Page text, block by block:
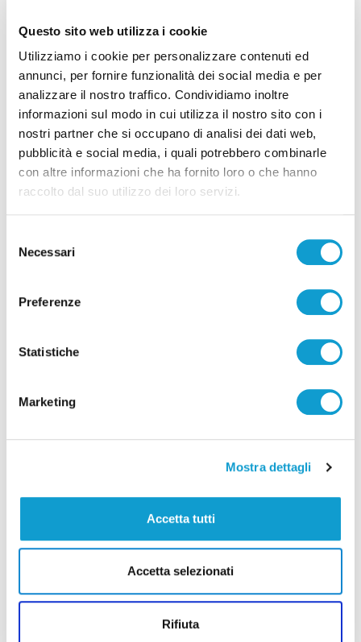
Questo sito web utilizza i cookie
Utilizziamo i cookie per personalizzare contenuti ed
annunci, per fornire funzionalità dei social media e per
analizzare il nostro traffico. Condividiamo inoltre
informazioni sul modo in cui utilizza il nostro sito con i
nostri partner che si occupano di analisi dei dati web,
pubblicità e social media, i quali potrebbero combinarle
con altre informazioni che ha fornito loro o che hanno
raccolto dal suo utilizzo dei loro servizi.
delNecessari
Preferenze
Statistiche
Marketing
Mostra dettagli
Accetta tutti
Accetta selezionati
Rifiuta
TAG:
FONDAZIONE ONCOLOGIA OSPEDALE PEDIATRICA
RICAVATO SALESI ANCONA
Precedente
Ascoli Piceno - Erano in carcere ma percepivano il
Correlati